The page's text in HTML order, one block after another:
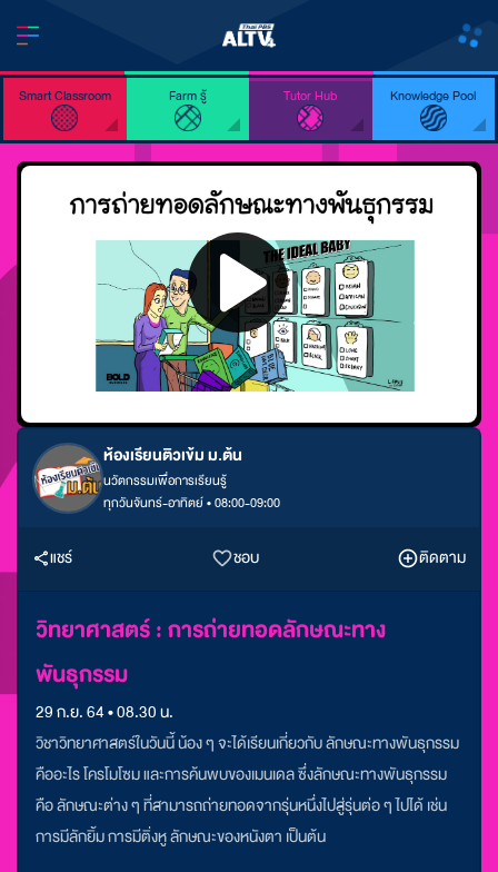
Smart Classroom Farm รู้ Tutor Hub Knowledge Pool
ห้องเรียนติวเข้ม ม.ต้น
นวัตกรรมเพื่อการเรียนรู้
ทุกวันจันทร์-อาทิตย์ • 08:00-09:00
แชร์ ชอบ ติดตาม
วิทยาศาสตร์ : การถ่ายทอดลักษณะทาง
พันธุกรรม
29 ก.ย. 64 • 08.30 น.
วิชาวิทยาศาสตร์ในวันนี้ น้อง ๆ จะได้เรียนเกี่ยวกับ ลักษณะทางพันธุกรรม
คืออะไร โครโมโซม และการค้นพบของเมนเดล ซึ่งลักษณะทางพันธุกรรม
คือ ลักษณะต่าง ๆ ที่สามารถถ่ายทอดจากรุ่นหนึ่งไปสู่รุ่นต่อ ๆ ไปได้ เช่น
การมีลักยิ้ม การมีติ่งหู ลักษณะของหนังตา เป็นต้น